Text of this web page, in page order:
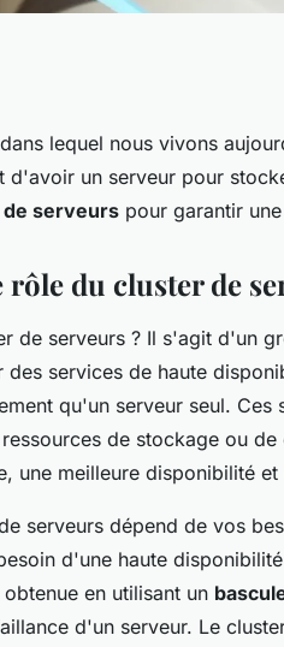
méthode
lequel nous vivons
d'avoir un serveur pour
serveurs pour garantir
du cluster de
de serveurs ? Il s'agit d'un
services de haute
qu'un serveur seul. Ces
de stockage ou
une meilleure disponibilité
serveurs dépend de vos
d'une haute
en utilisant un
d'un serveur. Le